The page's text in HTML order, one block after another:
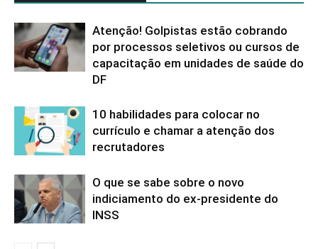
Atenção! Golpistas estão cobrando
por processos seletivos ou cursos de
capacitação em unidades de saúde do
DF
10 habilidades para colocar no
currículo e chamar a atenção dos
recrutadores
O que se sabe sobre o novo
indiciamento do ex-presidente do
INSS